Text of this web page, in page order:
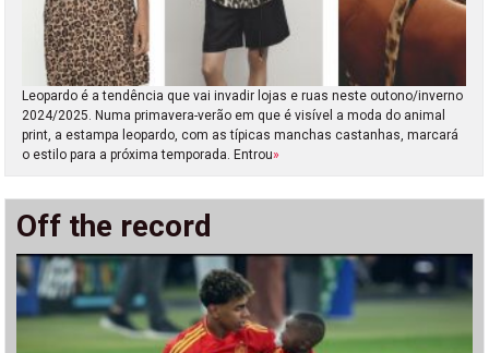
Leopardo é a tendência que vai invadir lojas e ruas neste outono/inverno
2024/2025. Numa primavera-verão em que é visível a moda do animal
print, a estampa leopardo, com as típicas manchas castanhas, marcará
o estilo para a próxima temporada. Entrou»
Off the record